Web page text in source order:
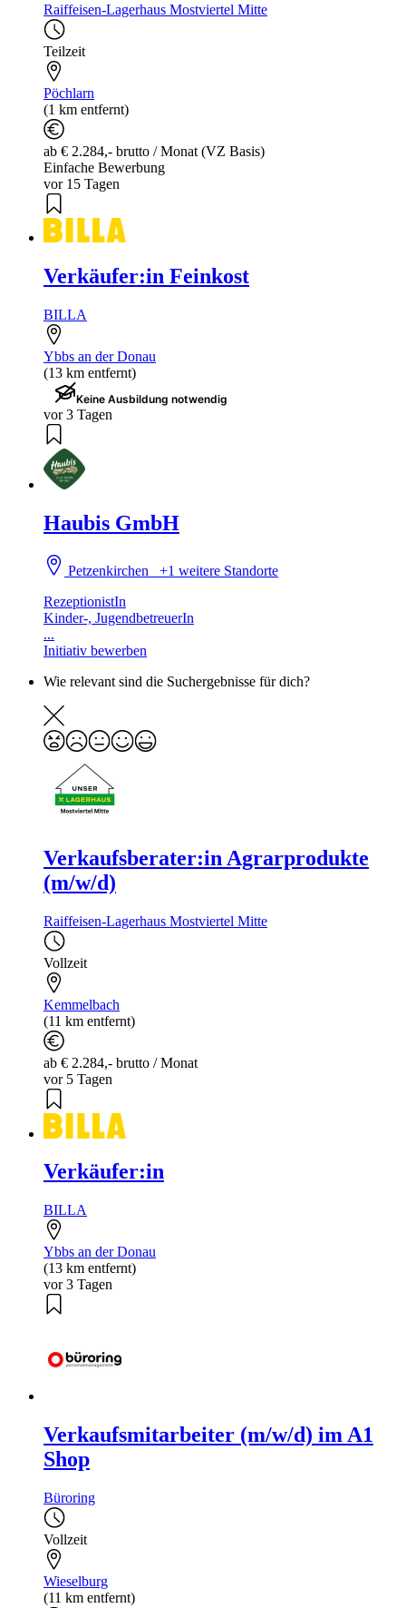
Raiffeisen-Lagerhaus Mostviertel Mitte
Teilzeit
Pöchlarn
(1 km entfernt)
ab € 2.284,- brutto / Monat (VZ Basis)
Einfache Bewerbung
vor 15 Tagen
Verkäufer:in Feinkost
BILLA
Ybbs an der Donau
(13 km entfernt)
Keine Ausbildung notwendig
vor 3 Tagen
Haubis GmbH
Petzenkirchen+1 weitere Standorte
RezeptionistIn
Kinder-, JugendbetreuerIn
...
Initiativ bewerben
Wie relevant sind die Suchergebnisse für dich?
Verkaufsberater:in Agrarprodukte
(m/w/d)
Raiffeisen-Lagerhaus Mostviertel Mitte
Vollzeit
Kemmelbach
(11 km entfernt)
ab € 2.284,- brutto / Monat
vor 5 Tagen
Verkäufer:in
BILLA
Ybbs an der Donau
(13 km entfernt)
vor 3 Tagen
Verkaufsmitarbeiter (m/w/d) im A1
Shop
Büroring
Vollzeit
Wieselburg
(11 km entfernt)